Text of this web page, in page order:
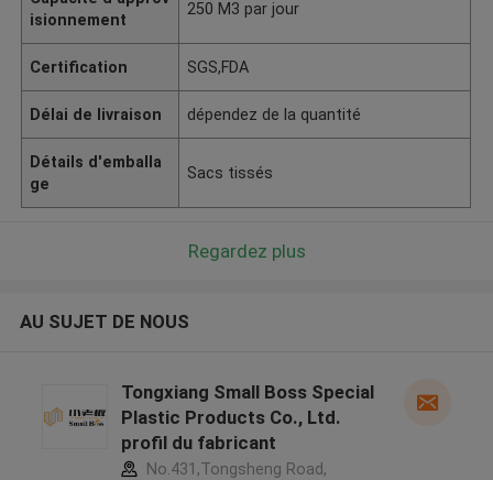
isionnement
250 M3 par jour
Certification SGS,FDA
Délai de livraison dépendez de la quantité
Détails d'emballa
ge
Sacs tissés
Regardez plus
AU SUJET DE NOUS
Tongxiang Small Boss Special
Plastic Products Co., Ltd.
profil du fabricant
No.431,Tongsheng Road,